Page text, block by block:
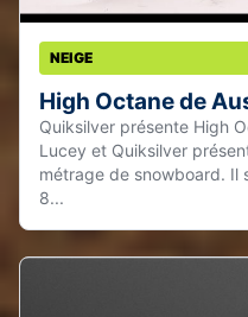
NEIGE
High Octane de
Quiksilver présente High
Lucey et Quiksilver
métrage de snowboard. Il
8...